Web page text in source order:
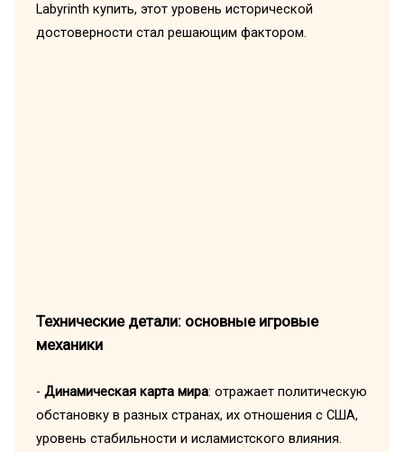
Labyrinth купить, этот уровень исторической
достоверности стал решающим фактором.
Технические детали: основные игровые
механики
- Динамическая карта мира: отражает политическую
обстановку в разных странах, их отношения с США,
уровень стабильности и исламистского влияния.